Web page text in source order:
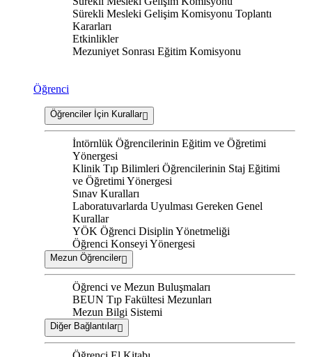
Sürekli Mesleki Gelişim Komisyonu Toplantı
Kararları
Etkinlikler
Mezuniyet Sonrası Eğitim Komisyonu
Öğrenci
Öğrenciler İçin Kurallar
İntörnlük Öğrencilerinin Eğitim ve Öğretimi
Yönergesi
Klinik Tıp Bilimleri Öğrencilerinin Staj Eğitimi
ve Öğretimi Yönergesi
Sınav Kuralları
Laboratuvarlarda Uyulması Gereken Genel
Kurallar
YÖK Öğrenci Disiplin Yönetmeliği
Öğrenci Konseyi Yönergesi
Mezun Öğrenciler
Öğrenci ve Mezun Buluşmaları
BEUN Tıp Fakültesi Mezunları
Mezun Bilgi Sistemi
Diğer Bağlantılar